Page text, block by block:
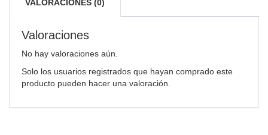
VALORACIONES (0)
Valoraciones
No hay valoraciones aún.
Solo los usuarios registrados que hayan comprado este
producto pueden hacer una valoración.